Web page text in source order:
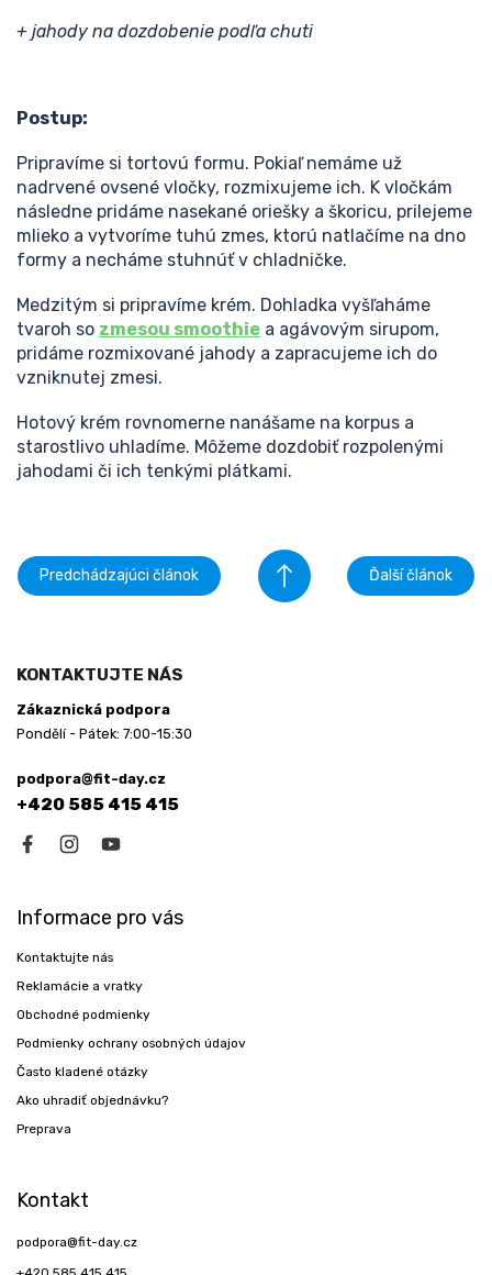
+ jahody na dozdobenie podľa chuti
Postup:
Pripravíme si tortovú formu. Pokiaľ nemáme už
nadrvené ovsené vločky, rozmixujeme ich. K vločkám
následne pridáme nasekané oriešky a škoricu, prilejeme
mlieko a vytvoríme tuhú zmes, ktorú natlačíme na dno
formy a necháme stuhnúť v chladničke.
Medzitým si pripravíme krém. Dohladka vyšľaháme
tvaroh so zmesou smoothie a agávovým sirupom,
pridáme rozmixované jahody a zapracujeme ich do
vzniknutej zmesi.
Hotový krém rovnomerne nanášame na korpus a
starostlivo uhladíme. Môžeme dozdobiť rozpolenými
jahodami či ich tenkými plátkami.
Predchádzajúci článok Ďalší článok
KONTAKTUJTE NÁS
Zákaznická podpora
Pondělí - Pátek: 7:00-15:30
podpora@fit-day.cz
+420 585 415 415
Informace pro vás
Kontaktujte nás
Reklamácie a vratky
Obchodné podmienky
Podmienky ochrany osobných údajov
Často kladené otázky
Ako uhradiť objednávku?
Preprava
Kontakt
podpora@fit-day.cz